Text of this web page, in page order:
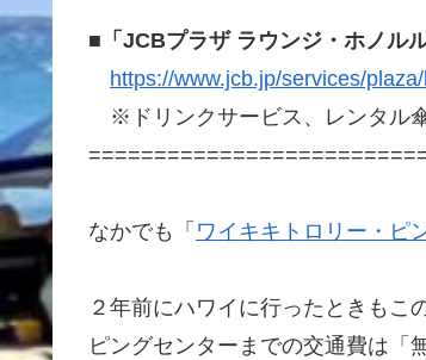
■ 「JCBプラザ ラウンジ・ホノル
https://www.jcb.jp/services/
※ドリンクサービス、レンタル
なかでも「 ワイキキトロリー・ピ
２年前にハワイに行ったときもこ
ピングセンターまでの交通費は「